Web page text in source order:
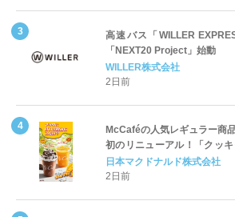
高速バス「WILLER
「NEXT20 Project」始動
WILLER株式会社
2日前
McCaféの人気レギュラー商
初のリニューアル！「クッ
ッペ」「マンゴースムージー
開始
日本マクドナルド株式会社
2日前